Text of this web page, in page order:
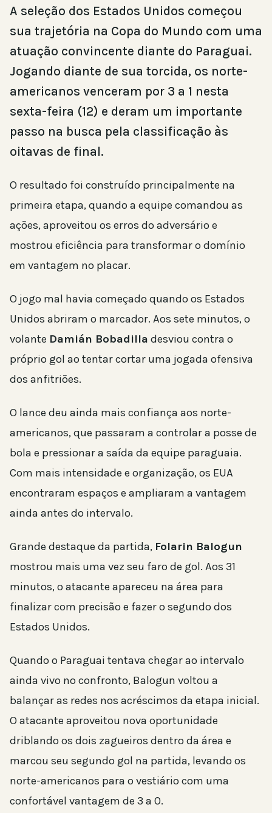
A seleção dos Estados Unidos começou
sua trajetória na Copa do Mundo com uma
atuação convincente diante do Paraguai.
Jogando diante de sua torcida, os norte-
americanos venceram por 3 a 1 nesta
sexta-feira (12) e deram um importante
passo na busca pela classificação às
oitavas de final.
O resultado foi construído principalmente na
primeira etapa, quando a equipe comandou as
ações, aproveitou os erros do adversário e
mostrou eficiência para transformar o domínio
em vantagem no placar.
O jogo mal havia começado quando os Estados
Unidos abriram o marcador. Aos sete minutos, o
volante Damián Bobadilla desviou contra o
próprio gol ao tentar cortar uma jogada ofensiva
dos anfitriões.
O lance deu ainda mais confiança aos norte-
americanos, que passaram a controlar a posse de
bola e pressionar a saída da equipe paraguaia.
Com mais intensidade e organização, os EUA
encontraram espaços e ampliaram a vantagem
ainda antes do intervalo.
Grande destaque da partida, Folarin Balogun
mostrou mais uma vez seu faro de gol. Aos 31
minutos, o atacante apareceu na área para
finalizar com precisão e fazer o segundo dos
Estados Unidos.
Quando o Paraguai tentava chegar ao intervalo
ainda vivo no confronto, Balogun voltou a
balançar as redes nos acréscimos da etapa inicial.
O atacante aproveitou nova oportunidade
driblando os dois zagueiros dentro da área e
marcou seu segundo gol na partida, levando os
norte-americanos para o vestiário com uma
confortável vantagem de 3 a 0.